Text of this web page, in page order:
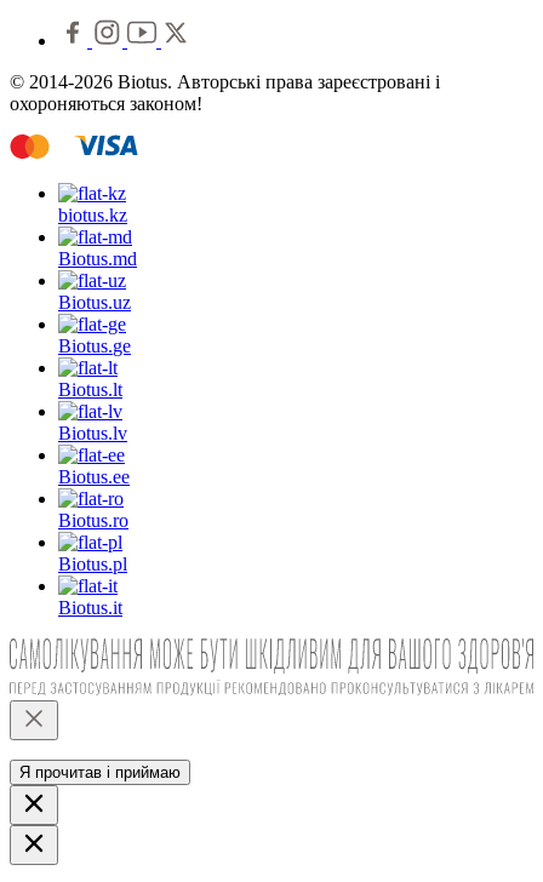
© 2014-2026 Biotus. Авторські права зареєстровані і
охороняються законом!
biotus.kz
Biotus.md
Biotus.uz
Biotus.ge
Biotus.lt
Biotus.lv
Biotus.ee
Biotus.ro
Biotus.pl
Biotus.it
Я прочитав і приймаю